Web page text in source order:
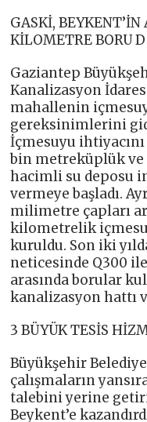
GASKİ,
KİLOMETRE BORU
Gaziantep
Kanalizasyon
mahallenin
gereksinimlerini
İçmesuyu
bin metreküplük ve
hacimli su deposu
vermeye başladı.
milimetre çapları
kilometrelik
kuruldu. Son iki
neticesinde Q300
arasında borular
kanalizasyon hattı
3 BÜYÜK TESİS
Büyükşehir
çalışmaların
talebini yerine
Beykent’e